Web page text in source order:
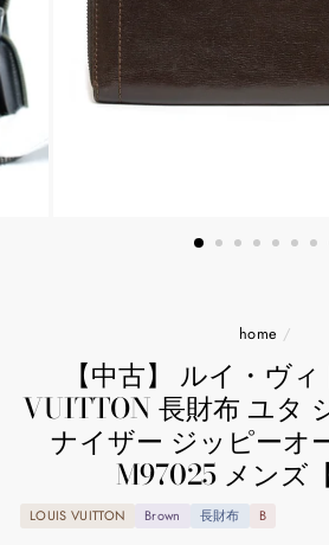
home /
【中古】 ルイ・ヴ
VUITTON 長財布 ユタ
ナイザー ジッピーオ
M97025 メンズ
LOUIS VUITTON Brown 長財布 B